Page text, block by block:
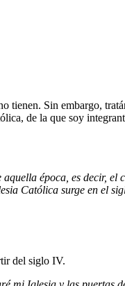
tienen. Sin embargo,
de la que soy
época, es decir, el
Católica surge en el
del siglo IV.